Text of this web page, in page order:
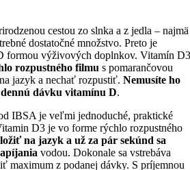
cestou zo slnka a z jedla – najmä
dostatočné množstvo. Preto je
formou výživových doplnkov. Vitamín D3
rozpustného filmu s pomarančovou
jazyk a nechať rozpustiť. Nemusíte ho
dennú dávku vitamínu D.
IBSA je veľmi jednoduché, praktické
D3 je vo forme rýchlo rozpustného
na jazyk a už za pár sekúnd sa
vodou. Dokonale sa vstrebáva
maximum z podanej dávky. S príjemnou